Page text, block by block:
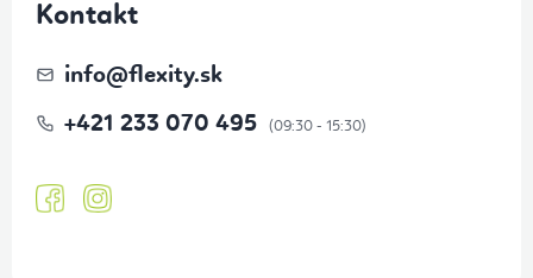
Kontakt
info@flexity.sk
+421 233 070 495